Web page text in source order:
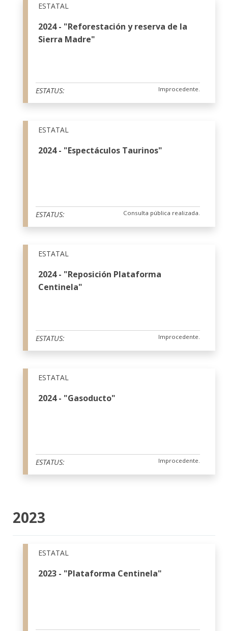
ESTATAL
2024 - "Reforestación y reserva de la
Sierra Madre"
ESTATUS: Improcedente.
ESTATAL
2024 - "Espectáculos Taurinos"
ESTATUS: Consulta pública realizada.
ESTATAL
2024 - "Reposición Plataforma
Centinela"
ESTATUS: Improcedente.
ESTATAL
2024 - "Gasoducto"
ESTATUS: Improcedente.
2023
ESTATAL
2023 - "Plataforma Centinela"